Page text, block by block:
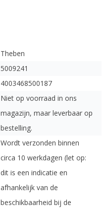
Theben
5009241
4003468500187
Niet op voorraad in ons
magazijn, maar leverbaar op
bestelling.
Wordt verzonden binnen
circa 10 werkdagen (let op:
dit is een indicatie en
afhankelijk van de
beschikbaarheid bij de